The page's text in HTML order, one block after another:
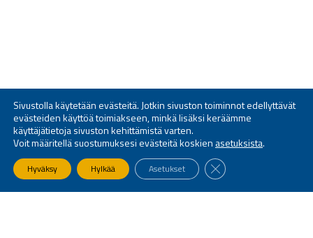
Sivustolla käytetään evästeitä. Jotkin sivuston toiminnot edellyttävät
evästeiden käyttöä toimiakseen, minkä lisäksi keräämme
käyttäjätietoja sivuston kehittämistä varten.
Voit määritellä suostumuksesi evästeitä koskien asetuksista.
Hyväksy Hylkää Asetukset SULJE